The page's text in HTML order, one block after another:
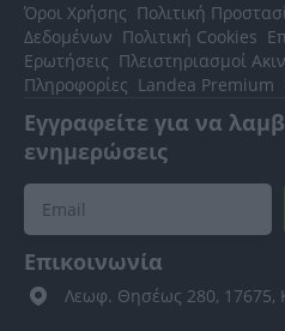
Όροι Χρήσης Πολιτική
Δεδομένων Πολιτική Cookies
Ερωτήσεις Πλειστηριασμοί
Πληροφορίες Landea Premium
Εγγραφείτε για να
ενημερώσεις
Επικοινωνία
Λεωφ. Θησέως 280, 17675,